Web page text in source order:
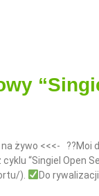
na żywo <<<-
“Singiel
).
Do